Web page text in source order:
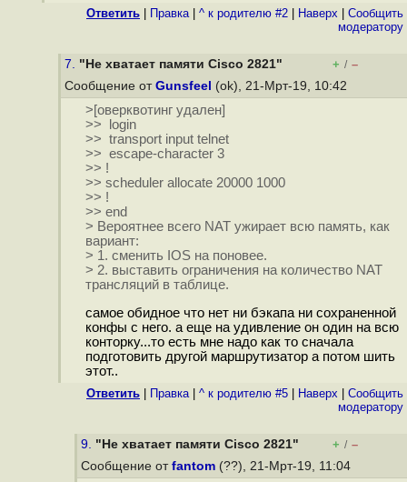
Ответить Правка| ^ к родителю #2 Наверх
Cообщить
модератору
7. "Не хватает памяти Cisco 2821" + / –
Сообщение от Gunsfeel (ok), 21-Мрт-19, 10:42
>[оверквотинг удален]
>> login
>> transport input telnet
>> escape-character 3
>> !
>> scheduler allocate 20000 1000
>> !
>> end
> Вероятнее всего NAT ужирает всю память, как
вариант:
> 1. сменить IOS на поновее.
> 2. выставить ограничения на количество NAT
трансляций в таблице.
самое обидное что нет ни бэкапа ни сохраненной
конфы с него. а еще на удивление он один на всю
конторку...то есть мне надо как то сначала
подготовить другой маршрутизатор а потом шить
этот..
Ответить Правка| ^ к родителю #5 Наверх
Cообщить
модератору
9. "Не хватает памяти Cisco 2821" + / –
Сообщение от fantom (??), 21-Мрт-19, 11:04